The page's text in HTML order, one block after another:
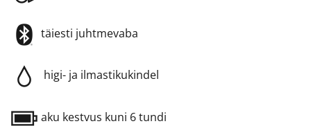
täiesti juhtmevaba
higi- ja ilmastikukindel
aku kestvus kuni 6 tundi